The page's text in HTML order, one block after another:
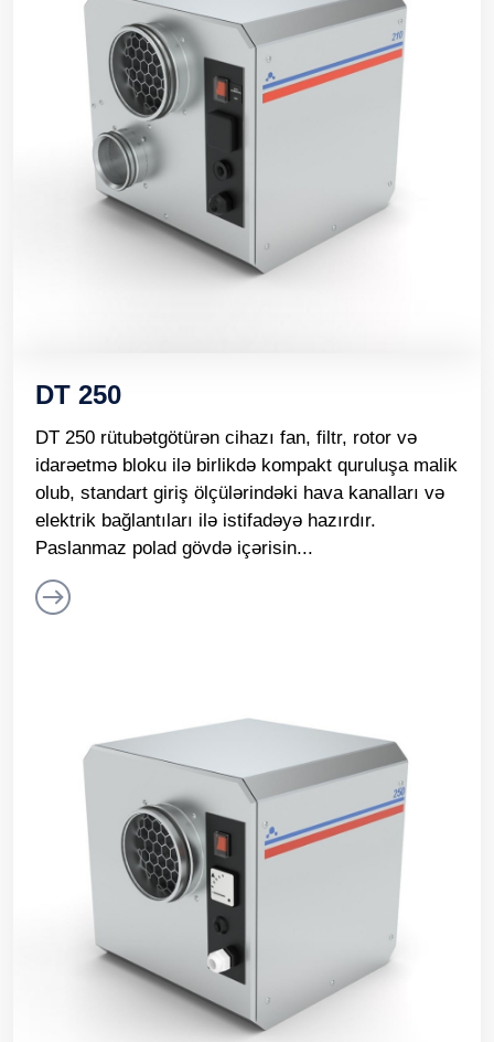
DT 250
DT 250 rütubətgötürən cihazı fan, filtr, rotor və
idarəetmə bloku ilə birlikdə kompakt quruluşa malik
olub, standart giriş ölçülərindəki hava kanalları və
elektrik bağlantıları ilə istifadəyə hazırdır.
Paslanmaz polad gövdə içərisin...